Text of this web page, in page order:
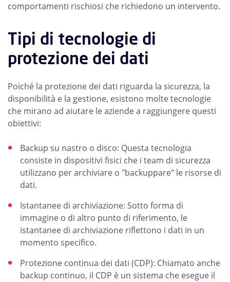
comportamenti rischiosi che richiedono un intervento.
Tipi di tecnologie di
protezione dei dati
Poiché la protezione dei dati riguarda la sicurezza, la
disponibilità e la gestione, esistono molte tecnologie
che mirano ad aiutare le aziende a raggiungere questi
obiettivi:
Backup su nastro o disco: Questa tecnologia
consiste in dispositivi fisici che i team di sicurezza
utilizzano per archiviare o "backuppare" le risorse di
dati.
Istantanee di archiviazione: Sotto forma di
immagine o di altro punto di riferimento, le
istantanee di archiviazione riflettono i dati in un
momento specifico.
Protezione continua dei dati (CDP): Chiamato anche
backup continuo, il CDP è un sistema che esegue il